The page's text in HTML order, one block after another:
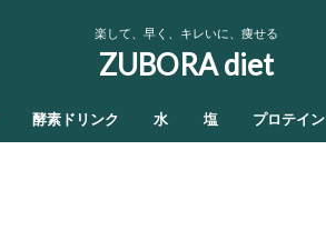
楽して、早く、キレいに、痩せる
ZUBORA diet
酵素ドリンク 水 塩 プロテイン